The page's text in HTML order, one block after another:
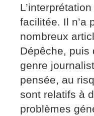
facilitée. Il n’a
nombreux
Dépêche, puis
genre
pensée, au
sont relatifs à
problèmes